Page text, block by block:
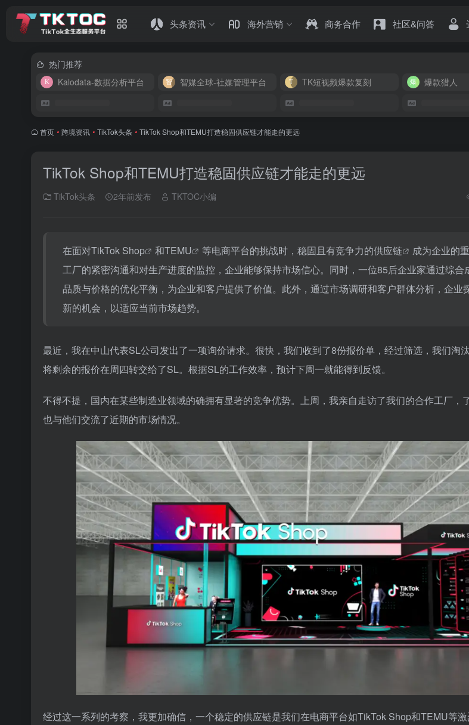
头条资讯 海外营销 商务合作 社区&问答
热门推荐
Kalodata-数据分析平台
智媒全球-社媒管理平台 TK短视频爆款复刻 爆款猎人
首页 • 跨境资讯 • TikTok头条 • TikTok Shop和TEMU打造稳固供应链才能走的更远
TikTok Shop和TEMU打造稳固供应链才能走的更远
TikTok头条 2年前发布 TKTOC小编
在面对TikTok Shop 和TEMU 等电商平台的挑战时，稳固且有竞争力的供应链
成为企业的
工厂的紧密沟通和对生产进度的监控，企业能够保持市场信心。同时，一位85后企业家通过综合
品质与价格的优化平衡，为企业和客户提供了价值。此外，通过市场调研和客户群体分析，企业
新的机会，以适应当前市场趋势。
最近，我在中山代表SL公司发出了一项询价请求。很快，我们收到了8份报价单，经过筛选，我们淘
将剩余的报价在周四转交给了SL。根据SL的工作效率，预计下周一就能得到反馈。
不得不提，国内在某些制造业领域的确拥有显著的竞争优势。上周，我亲自走访了我们的合作工厂，
也与他们交流了近期的市场情况。
经过这一系列的考察，我更加确信，一个稳定的供应链是我们在电商平台如TikTok Shop和TEMU等